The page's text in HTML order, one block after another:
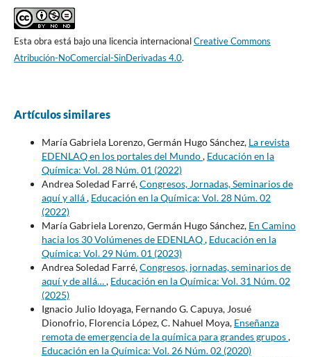
Esta obra está bajo una licencia internacionalCreative Commons
Atribución-NoComercial-SinDerivadas 4.0.
Artículos similares
María Gabriela Lorenzo, Germán Hugo Sánchez, La revista
EDENLAQ en los portales del Mundo, Educación en la
Química: Vol. 28 Núm. 01 (2022)
Andrea Soledad Farré,Congresos, Jornadas, Seminarios de
aquí y allá, Educación en la Química: Vol. 28 Núm. 02
(2022)
María Gabriela Lorenzo, Germán Hugo Sánchez, En Camino
hacia los 30 Volúmenes de EDENLAQ, Educación en la
Química: Vol. 29 Núm. 01 (2023)
Andrea Soledad Farré,Congresos, jornadas, seminarios de
aquí y de allá…, Educación en la Química: Vol. 31 Núm. 02
(2025)
Ignacio Julio Idoyaga, Fernando G. Capuya, Josué
Dionofrio, Florencia López, C. Nahuel Moya, Enseñanza
remota de emergencia de la química para grandes grupos,
Educación en la Química: Vol. 26 Núm. 02 (2020)